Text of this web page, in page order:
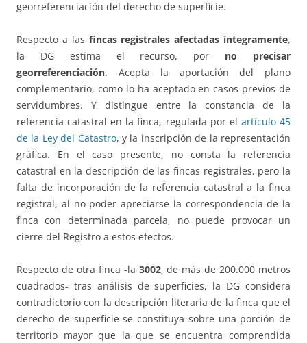
georreferenciación del derecho de superficie.
Respecto a las fincas registrales afectadas íntegramente,
la DG estima el recurso, por no precisar
georreferenciación. Acepta la aportación del plano
complementario, como lo ha aceptado en casos previos de
servidumbres. Y distingue entre la constancia de la
referencia catastral en la finca, regulada por el artículo 45
de la Ley del Catastro, y la inscripción de la representación
gráfica. En el caso presente, no consta la referencia
catastral en la descripción de las fincas registrales, pero la
falta de incorporación de la referencia catastral a la finca
registral, al no poder apreciarse la correspondencia de la
finca con determinada parcela, no puede provocar un
cierre del Registro a estos efectos.
Respecto de otra finca -la 3002, de más de 200.000 metros
cuadrados- tras análisis de superficies, la DG considera
contradictorio con la descripción literaria de la finca que el
derecho de superficie se constituya sobre una porción de
territorio mayor que la que se encuentra comprendida